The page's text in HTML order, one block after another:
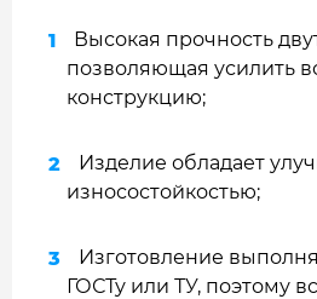
Высокая прочность
позволяющая усилить
конструкцию;
Изделие обладает
износостойкостью;
Изготовление
ГОСТу или ТУ, поэтому